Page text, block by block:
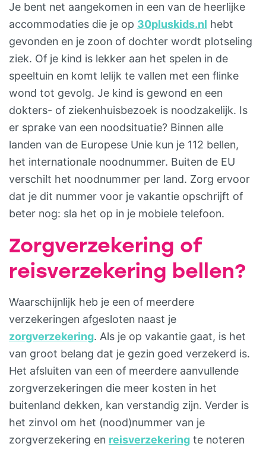
Je bent net aangekomen in een van de heerlijke
accommodaties die je op 30pluskids.nl hebt
gevonden en je zoon of dochter wordt plotseling
ziek. Of je kind is lekker aan het spelen in de
speeltuin en komt lelijk te vallen met een flinke
wond tot gevolg. Je kind is gewond en een
dokters- of ziekenhuisbezoek is noodzakelijk. Is
er sprake van een noodsituatie? Binnen alle
landen van de Europese Unie kun je 112 bellen,
het internationale noodnummer. Buiten de EU
verschilt het noodnummer per land. Zorg ervoor
dat je dit nummer voor je vakantie opschrijft of
beter nog: sla het op in je mobiele telefoon.
Zorgverzekering of
reisverzekering bellen?
Waarschijnlijk heb je een of meerdere
verzekeringen afgesloten naast je
zorgverzekering. Als je op vakantie gaat, is het
van groot belang dat je gezin goed verzekerd is.
Het afsluiten van een of meerdere aanvullende
zorgverzekeringen die meer kosten in het
buitenland dekken, kan verstandig zijn. Verder is
het zinvol om het (nood)nummer van je
zorgverzekering en reisverzekering te noteren